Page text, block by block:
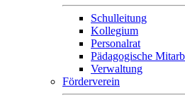
Schulleitung
Kollegium
Personalrat
Pädagogische
Verwaltung
Förderverein